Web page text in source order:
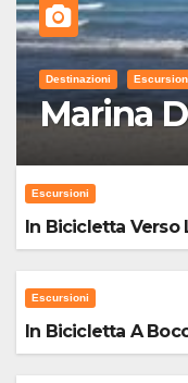
Destinazioni
Marina
Escursioni
In Bicicletta Verso
Escursioni
In Bicicletta A